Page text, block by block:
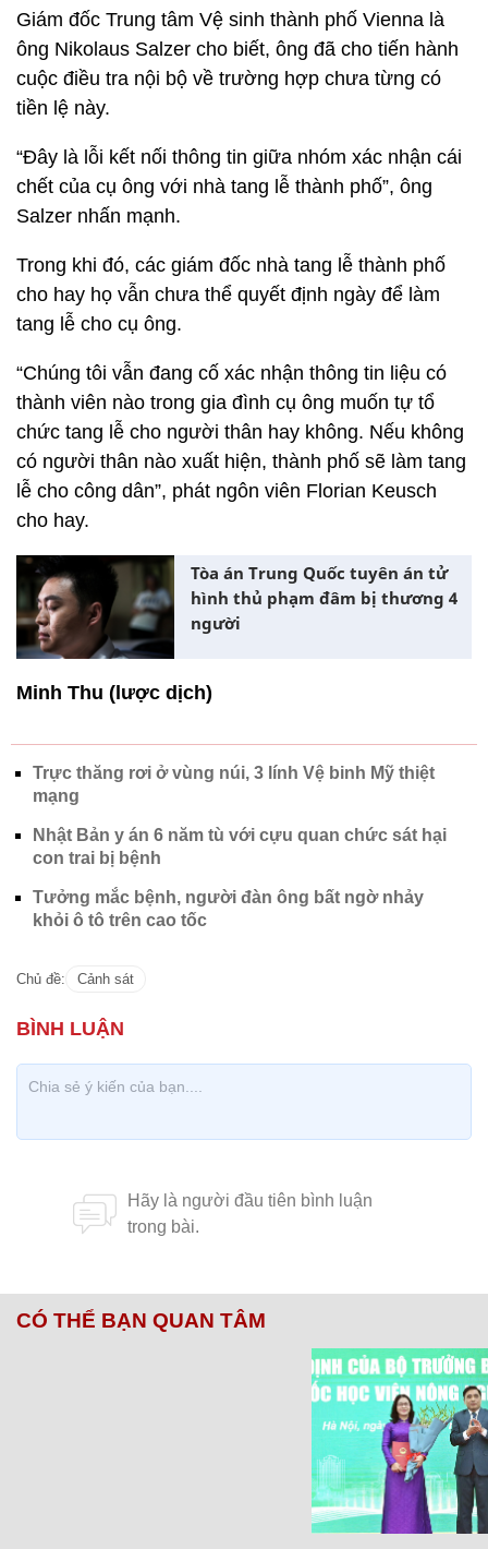
Giám đốc Trung tâm Vệ sinh thành phố Vienna là
ông Nikolaus Salzer cho biết, ông đã cho tiến hành
cuộc điều tra nội bộ về trường hợp chưa từng có
tiền lệ này.
“Đây là lỗi kết nối thông tin giữa nhóm xác nhận cái
chết của cụ ông với nhà tang lễ thành phố”, ông
Salzer nhấn mạnh.
Trong khi đó, các giám đốc nhà tang lễ thành phố
cho hay họ vẫn chưa thể quyết định ngày để làm
tang lễ cho cụ ông.
“Chúng tôi vẫn đang cố xác nhận thông tin liệu có
thành viên nào trong gia đình cụ ông muốn tự tổ
chức tang lễ cho người thân hay không. Nếu không
có người thân nào xuất hiện, thành phố sẽ làm tang
lễ cho công dân”, phát ngôn viên Florian Keusch
cho hay.
Tòa án Trung Quốc tuyên án tử
hình thủ phạm đâm bị thương 4
người
Minh Thu (lược dịch)
Trực thăng rơi ở vùng núi, 3 lính Vệ binh Mỹ thiệt
mạng
Nhật Bản y án 6 năm tù với cựu quan chức sát hại
con trai bị bệnh
Tưởng mắc bệnh, người đàn ông bất ngờ nhảy
khỏi ô tô trên cao tốc
Chủ đề: Cảnh sát
CÓ THỂ BẠN QUAN TÂM